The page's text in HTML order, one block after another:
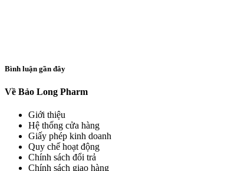
Bình luận gần đây
Về Bảo Long Pharm
Giới thiệu
Hệ thống cửa hàng
Giấy phép kinh doanh
Quy chế hoạt động
Chính sách đổi trả
Chính sách giao hàng